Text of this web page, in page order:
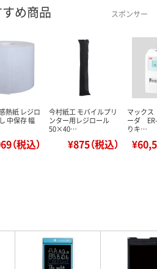
め商品 スポンサー
熱紙 レジロ
中保存 幅
（税込）
今村紙工 モバイルプリ
ンター用レジロール
50×40…
¥875（税込）
マック
ーダ
りキ…